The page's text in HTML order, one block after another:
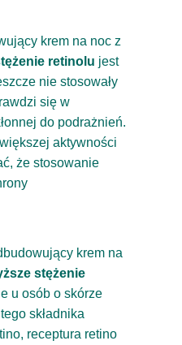
krem na noc z
retinolu jest
nie stosowały
się w
do podrażnień.
aktywności
że stosowanie
krem na
stężenie
u osób o skórze
składnika
receptura retino